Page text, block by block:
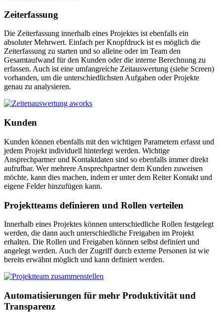
Zeiterfassung
Die Zeiterfassung innerhalb eines Projektes ist ebenfalls ein
absoluter Mehrwert. Einfach per Knopfdruck ist es möglich die
Zeiterfassung zu starten und so alleine oder im Team den
Gesamtaufwand für den Kunden oder die interne Berechnung zu
erfassen. Auch ist eine umfangreiche Zeitauswertung (siehe Screen)
vorhanden, um die unterschiedlichsten Aufgaben oder Projekte
genau zu analysieren.
Kunden
Kunden können ebenfalls mit den wichtigen Parametern erfasst und
jedem Projekt individuell hinterlegt werden. Wichtige
Ansprechpartner und Kontaktdaten sind so ebenfalls immer direkt
aufrufbar. Wer mehrere Ansprechpartner dem Kunden zuweisen
möchte, kann dies machen, indem er unter dem Reiter Kontakt und
eigene Felder hinzufügen kann.
Projektteams definieren und Rollen verteilen
Innerhalb eines Projektes können unterschiedliche Rollen festgelegt
werden, die dann auch unterschiedliche Freigaben im Projekt
erhalten. Die Rollen und Freigaben können selbst definiert und
angelegt werden. Auch der Zugriff durch externe Personen ist wie
bereits erwähnt möglich und kann definiert werden.
Automatisierungen für mehr Produktivität und
Transparenz